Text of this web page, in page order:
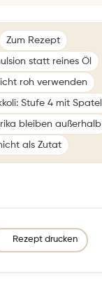
Zum Rezept
statt reines Öl
roh verwenden
Stufe 4 mit Spatel
bleiben außerhalb
als Zutat
Rezept drucken